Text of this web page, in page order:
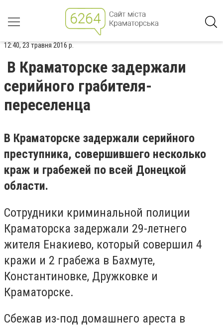
12:40, 23 травня 2016 р.
В Краматорске задержали
серийного грабителя-
переселенца
В Краматорске задержали серийного
преступника, совершившего несколько
краж и грабежей по всей Донецкой
области.
Сотрудники криминальной полиции
Краматорска задержали 29-летнего
жителя Енакиево, который совершил 4
кражи и 2 грабежа в Бахмуте,
Константиновке, Дружковке и
Краматорске.
Сбежав из-под домашнего ареста в